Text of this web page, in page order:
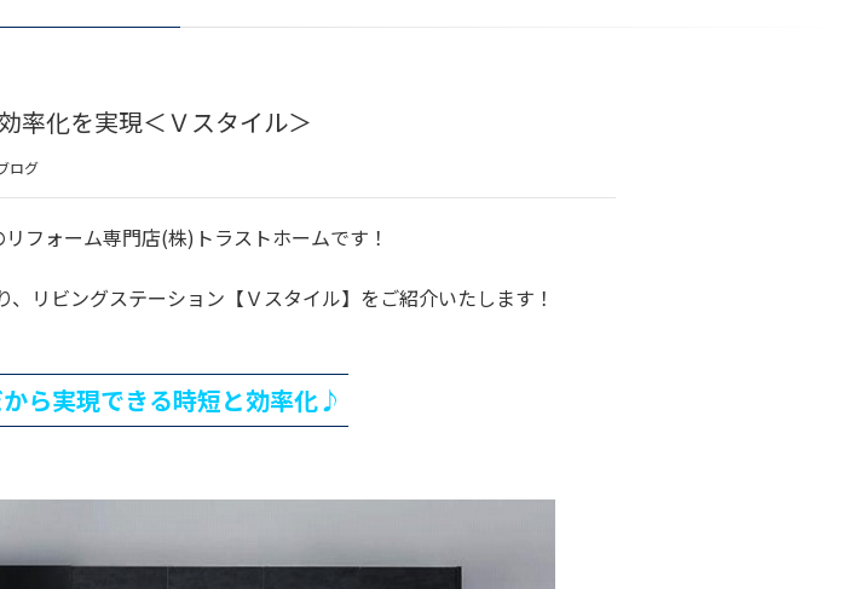
率化を実現＜Ｖスタイル＞
ログ
フォーム専門店(株)トラストホームです！
、リビングステーション【Ｖスタイル】をご紹介いたします！
ら実現できる時短と効率化♪